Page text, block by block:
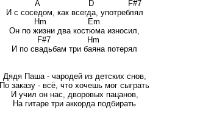
A D F#7
И с соседом, как всегда, употреблял
Hm Em
Он по жизни два костюма износил,
F#7 Hm
И по свадьбам три баяна потерял
Дядя Паша - чародей из детских снов,
По заказу - всё, что хочешь мог сыграть
И учил он нас, дворовых пацанов,
На гитаре три аккорда подбирать